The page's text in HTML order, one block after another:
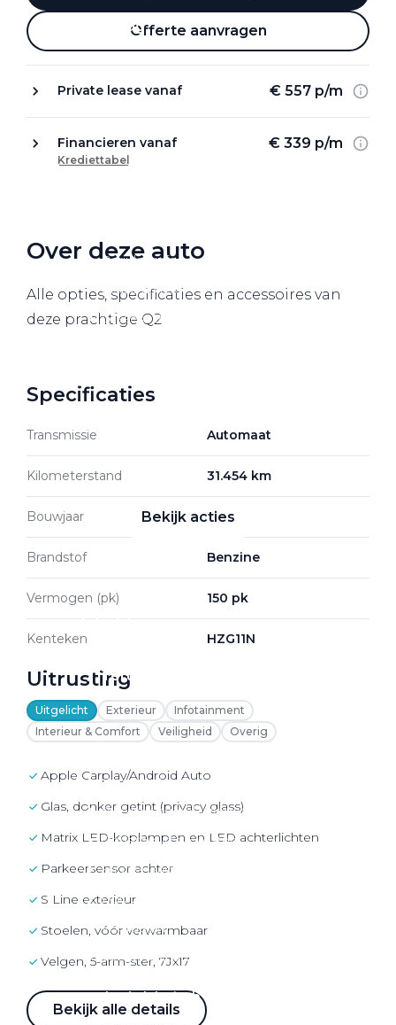
Terug
Berijdersinfo
Lease acties
Lease a Bike
voordeel
Bekijk acties
Zakelijk
Terug
Over elektrisch rijden
Bijtelling en belastingvoordelen
Onderhoud en kosten
Shuttel laadoplossingen
Duurzaamheid
Voordelen
Veelgestelde vragen
Aanbod elektrisch
Offerte aanvragen
Private lease vanaf € 557 p/m
Financieren vanaf € 339 p/m
Krediettabel
Over deze auto
Alle opties, specificaties en accessoires van
deze prachtige Q2
Specificaties
Transmissie Automaat
Kilometerstand 31.454 km
Bouwjaar 2025
Brandstof Benzine
Vermogen (pk) 150 pk
Kenteken HZG11N
Uitrusting
Uitgelicht Exterieur
Infotainment
Interieur & Comfort
Veiligheid Overig
Apple Carplay/Android Auto
Glas, donker getint (privacy glass)
Matrix LED-koplampen en LED achterlichten
parkeersensor achter
S Line exterieur
Stoelen, vóór verwarmbaar
Velgen, 5-arm-ster, 7Jx17
Bekijk alle details